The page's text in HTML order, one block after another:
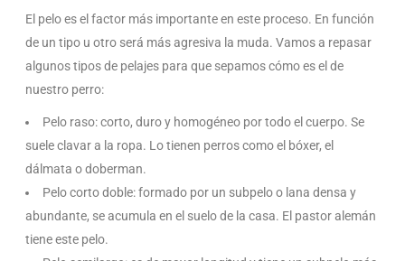
El pelo es el factor más importante en este proceso. En función
de un tipo u otro será más agresiva la muda. Vamos a repasar
algunos tipos de pelajes para que sepamos cómo es el de
nuestro perro:
Pelo raso: corto, duro y homogéneo por todo el cuerpo. Se
suele clavar a la ropa. Lo tienen perros como el bóxer, el
dálmata o doberman.
Pelo corto doble: formado por un subpelo o lana densa y
abundante, se acumula en el suelo de la casa. El pastor alemán
tiene este pelo.